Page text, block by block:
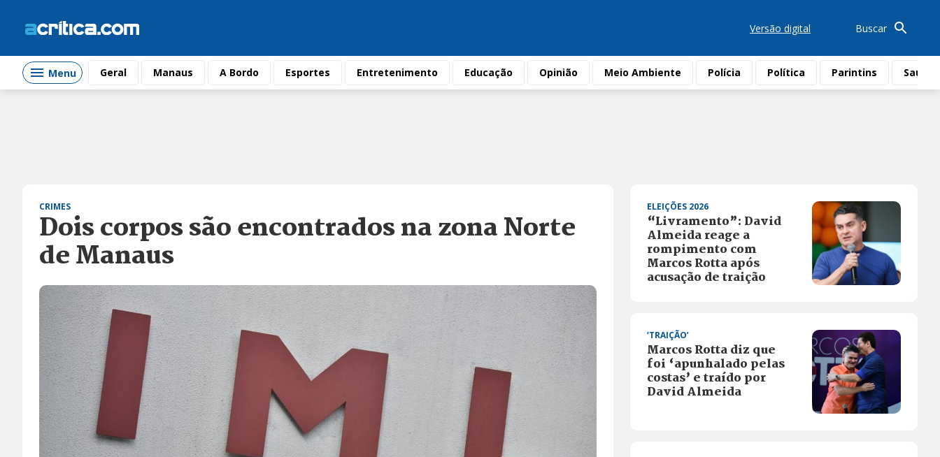
Versão digital Buscar
Menu Geral Manaus A Bordo Esportes Entretenimento Educação Opinião Meio Ambiente Polícia Política Parintins Saúde
CRIMES
Dois corpos são encontrados na zona Norte
de Manaus
ELEIÇÕES 2026
“Livramento”: David
Almeida reage a
rompimento com
Marcos Rotta após
acusação de traição
‘TRAIÇÃO’
Marcos Rotta diz que
foi ‘apunhalado pelas
costas’ e traído por
David Almeida